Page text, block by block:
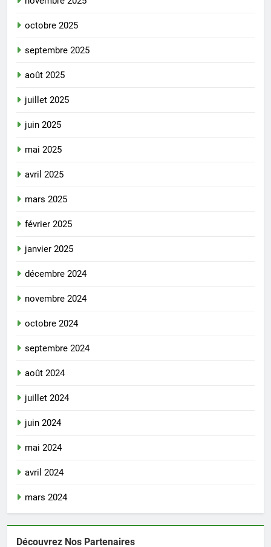
octobre 2025
septembre 2025
août 2025
juillet 2025
juin 2025
mai 2025
avril 2025
mars 2025
février 2025
janvier 2025
décembre 2024
novembre 2024
octobre 2024
septembre 2024
août 2024
juillet 2024
juin 2024
mai 2024
avril 2024
mars 2024
Découvrez Nos Partenaires